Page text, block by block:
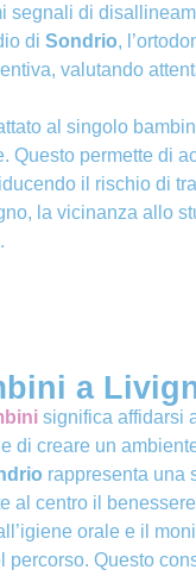
segnali di
di Sondrio,
valutando
al singolo
Questo permette di
il rischio di
la vicinanza allo
a
significa affidarsi
di creare un
rappresenta una
al centro il
orale e il
Questo